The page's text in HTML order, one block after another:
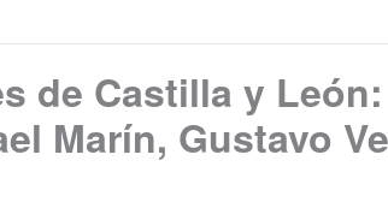
de Castilla y
Marín, Gustavo